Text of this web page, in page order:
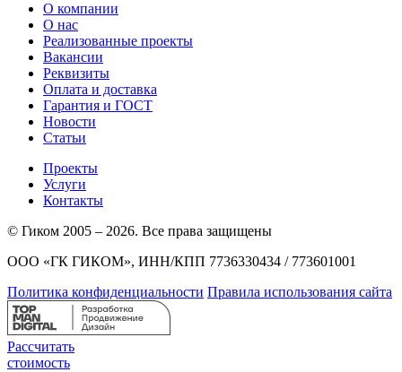
О компании
О нас
Реализованные проекты
Вакансии
Реквизиты
Оплата и доставка
Гарантия и ГОСТ
Новости
Статьи
Проекты
Услуги
Контакты
© Гиком 2005 – 2026. Все права защищены
ООО «ГК ГИКОМ», ИНН/КПП 7736330434 / 773601001
Политика конфиденциальности Правила использования сайта
Рассчитать
стоимость